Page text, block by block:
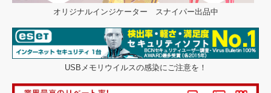
オリジナルインジケーター スナイパー出品中
USBメモリウイルスの感染にご注意を！